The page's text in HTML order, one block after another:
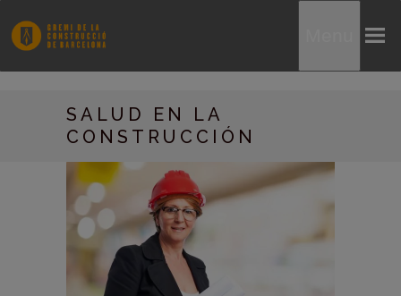
SALUD EN LA
CONSTRUCCIÓN